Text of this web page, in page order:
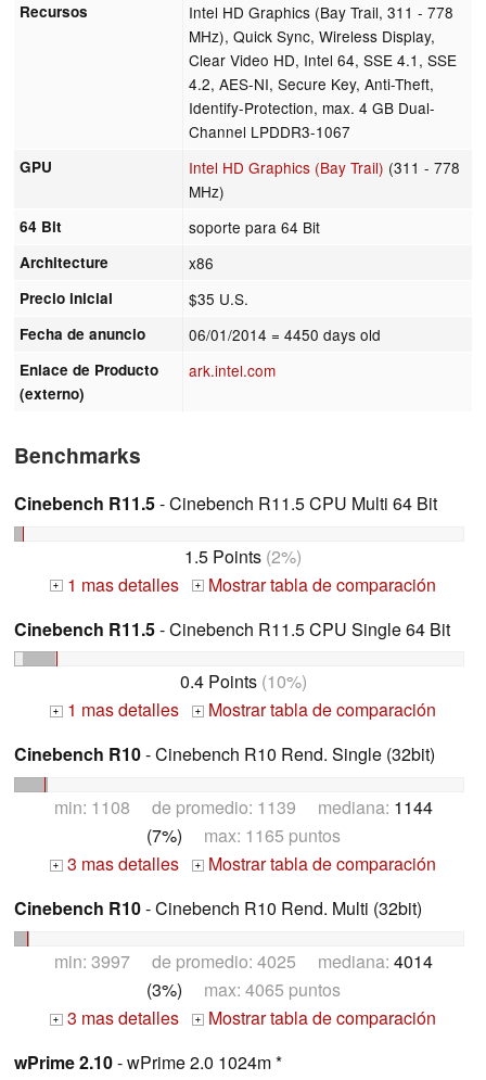
Recursos
Intel HD Graphics (Bay Trail, 311 - 778
MHz), Quick Sync, Wireless Display,
Clear Video HD, Intel 64, SSE 4.1, SSE
4.2, AES-NI, Secure Key, Anti-Theft,
Identify-Protection, max. 4 GB Dual-
Channel LPDDR3-1067
GPU Intel HD Graphics (Bay Trail) (311 - 778
MHz)
64 Bit soporte para 64 Bit
Architecture x86
Precio inicial $35 U.S.
Fecha de anuncio 06/01/2014 = 4450 days old
Enlace de Producto
(externo)
ark.intel.com
Benchmarks
Cinebench R11.5- Cinebench R11.5 CPU Multi 64 Bit
1.5 Points (2%)
+ 1 mas detalles +
Mostrar tabla de comparación
Cinebench R11.5- Cinebench R11.5 CPU Single 64 Bit
0.4 Points(10%)
+ 1 mas detalles +
Mostrar tabla de comparación
Cinebench R10- Cinebench R10 Rend. Single (32bit)
min: 1108 de promedio: 1139 mediana: 1144
(7%) max: 1165 puntos
+ 3 mas detalles +
Mostrar tabla de comparación
Cinebench R10- Cinebench R10 Rend. Multi (32bit)
min: 3997 de promedio: 4025 mediana: 4014
(3%) max: 4065 puntos
+ 3 mas detalles +
Mostrar tabla de comparación
wPrime 2.10- wPrime 2.0 1024m *